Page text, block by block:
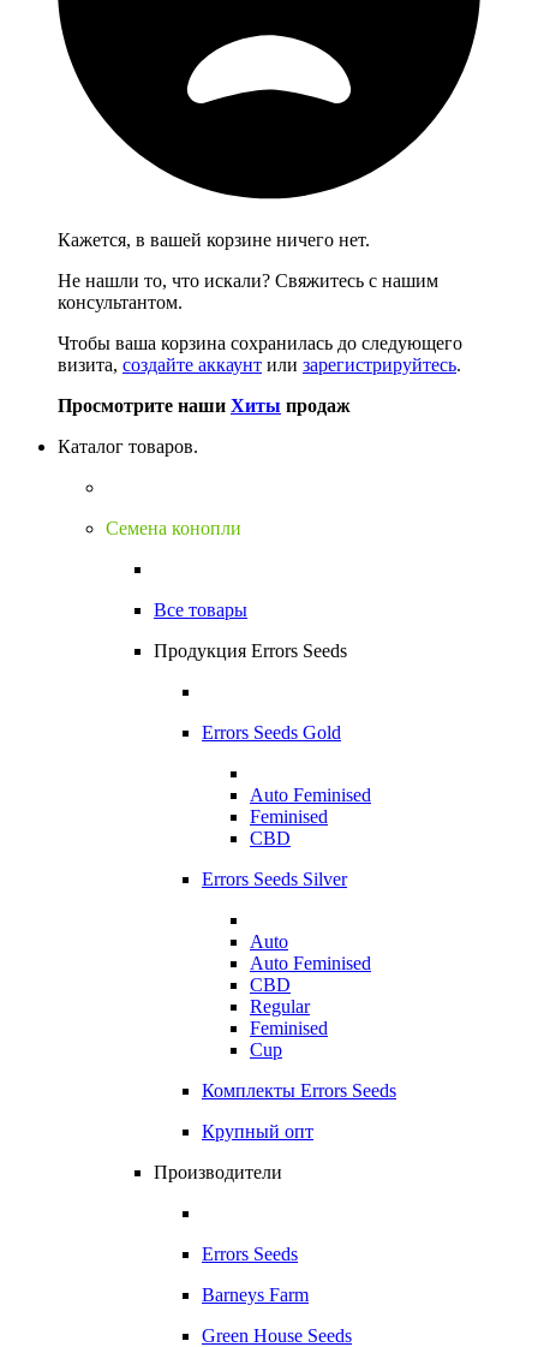
Кажется, в вашей корзине ничего нет.
Не нашли то, что искали? Свяжитесь с нашим
консультантом.
Чтобы ваша корзина сохранилась до следующего
визита, создайте аккаунт или зарегистрируйтесь.
Просмотрите наши Хиты продаж
Каталог товаров.
Семена конопли
Все товары
Продукция Errors Seeds
Errors Seeds Gold
Auto Feminised
Feminised
CBD
Errors Seeds Silver
Auto
Auto Feminised
CBD
Regular
Feminised
Cup
Комплекты Errors Seeds
Крупный опт
Производители
Errors Seeds
Barneys Farm
Green House Seeds